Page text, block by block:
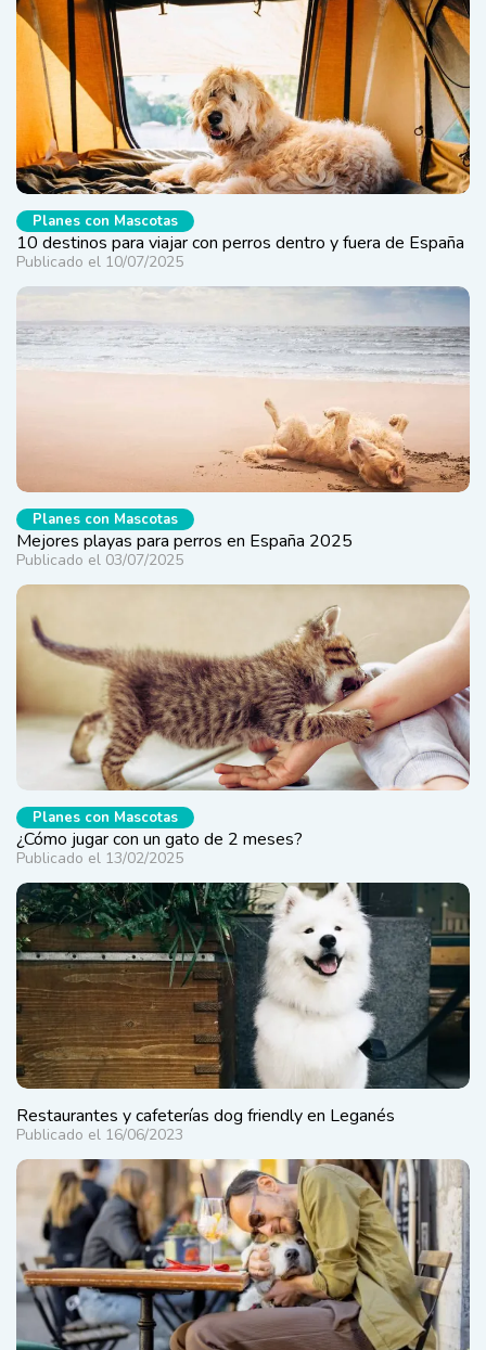
Planes con Mascotas
10 destinos para viajar con perros dentro y fuera de España
Publicado el 10/07/2025
Planes con Mascotas
Mejores playas para perros en España 2025
Publicado el 03/07/2025
Planes con Mascotas
¿Cómo jugar con un gato de 2 meses?
Publicado el 13/02/2025
Restaurantes y cafeterías dog friendly en Leganés
Publicado el 16/06/2023